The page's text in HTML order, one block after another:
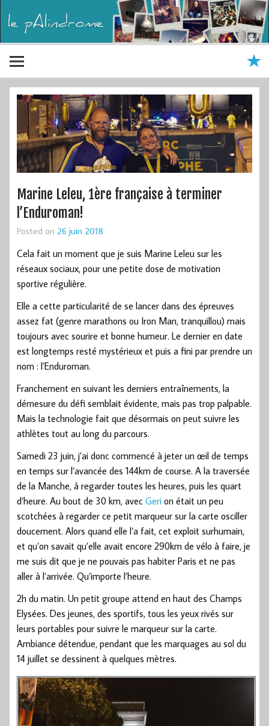
Marine Leleu, 1ère française à terminer
l’Enduroman!
Posted on 26 juin 2018
Cela fait un moment que je suis Marine Leleu sur les
réseaux sociaux, pour une petite dose de motivation
sportive régulière.
Elle a cette particularité de se lancer dans des épreuves
assez fat (genre marathons ou Iron Man, tranquillou) mais
toujours avec sourire et bonne humeur. Le dernier en date
est longtemps resté mystérieux et puis a fini par prendre un
nom : l’Enduroman.
Franchement en suivant les derniers entraînements, la
démesure du défi semblait évidente, mais pas trop palpable.
Mais la technologie fait que désormais on peut suivre les
athlètes tout au long du parcours.
Samedi 23 juin, j’ai donc commencé à jeter un œil de temps
en temps sur l’avancée des 144km de course. A la traversée
de la Manche, à regarder toutes les heures, puis les quart
d’heure. Au bout de 30 km, avec Geri on était un peu
scotchées à regarder ce petit marqueur sur la carte osciller
doucement. Alors quand elle l’a fait, cet exploit surhumain,
et qu’on savait qu’elle avait encore 290km de vélo à faire, je
me suis dit que je ne pouvais pas habiter Paris et ne pas
aller à l’arrivée. Qu’importe l’heure.
2h du matin. Un petit groupe attend en haut des Champs
Elysées. Des jeunes, des sportifs, tous les yeux rivés sur
leurs portables pour suivre le marqueur sur la carte.
Ambiance détendue, pendant que les marquages au sol du
14 juillet se dessinent à quelques mètres.